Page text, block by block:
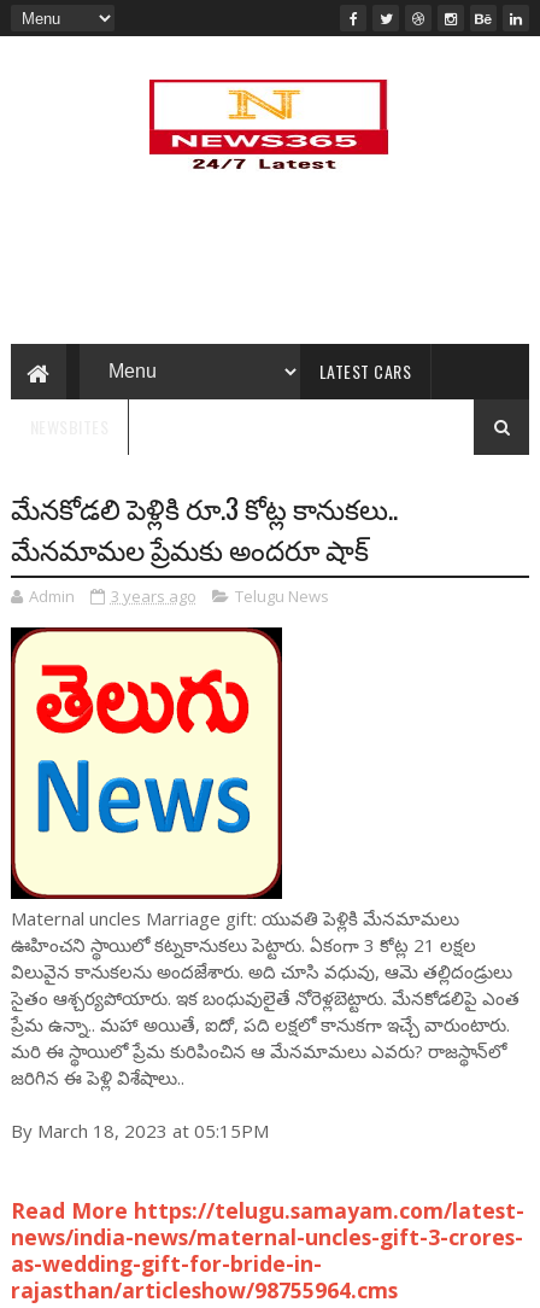
LATEST CARS
మేనకోడలి పెళ్లికి రూ.3 కోట్ల కానుకలు..
మేనమామల ప్రేమకు అందరూ షాక్
Admin 3 years ago Telugu News
Maternal uncles Marriage gift: యువతి పెళ్లికి మేనమామలు
ఊహించని స్థాయిలో కట్నకానుకలు పెట్టారు. ఏకంగా 3 కోట్ల 21 లక్షల
విలువైన కానుకలను అందజేశారు. అది చూసి వధువు, ఆమె తల్లిదండ్రులు
సైతం ఆశ్చర్యపోయారు. ఇక బంధువులైతే నోరెళ్లబెట్టారు. మేనకోడలిపై ఎంత
ప్రేమ ఉన్నా.. మహా అయితే, ఐదో, పది లక్షలో కానుకగా ఇచ్చే వారుంటారు.
మరి ఈ స్థాయిలో ప్రేమ కురిపించిన ఆ మేనమామలు ఎవరు? రాజస్థాన్‌లో
జరిగిన ఈ పెళ్లి విశేషాలు..
By March 18, 2023 at 05:15PM
Read More https://telugu.samayam.com/latest-
news/india-news/maternal-uncles-gift-3-crores-
as-wedding-gift-for-bride-in-
rajasthan/articleshow/98755964.cms